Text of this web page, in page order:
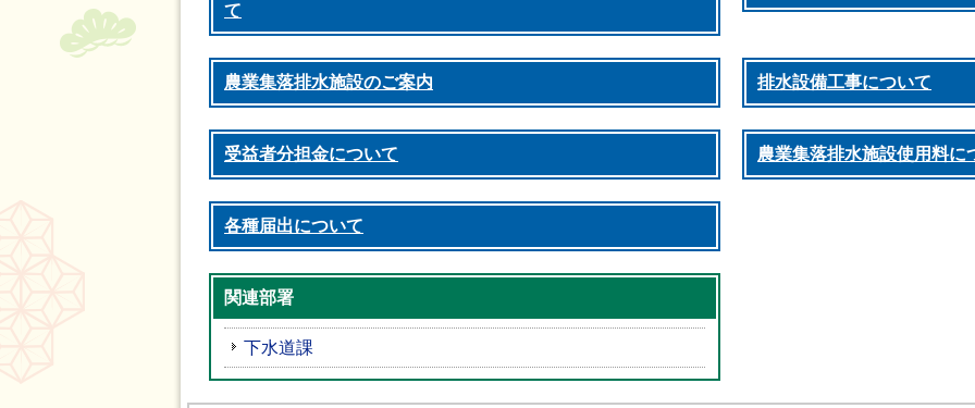
て
農業集落排水施設のご案内 排水設備工事について
受益者分担金について 農業集落排水施設使用料に
各種届出について
関連部署
下水道課